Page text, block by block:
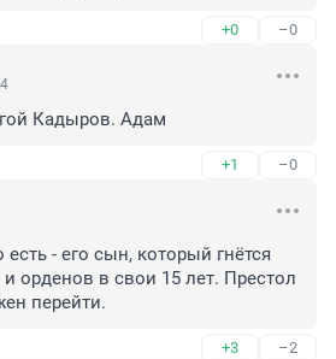
+0 –0
Кадыров. Адам
+1 –0
есть - его сын, который гнётся
орденов в свои 15 лет. Престол
перейти.
+3 –2